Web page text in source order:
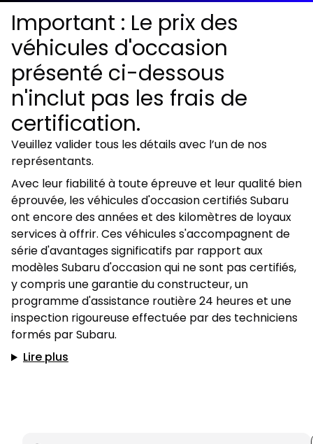
Important : Le prix des
véhicules d'occasion
présenté ci-dessous
n'inclut pas les frais de
certification.
Veuillez valider tous les détails avec l’un de nos
représentants.
Avec leur fiabilité à toute épreuve et leur qualité bien
éprouvée, les véhicules d'occasion certifiés Subaru
ont encore des années et des kilomètres de loyaux
services à offrir. Ces véhicules s'accompagnent de
série d'avantages significatifs par rapport aux
modèles Subaru d'occasion qui ne sont pas certifiés,
y compris une garantie du constructeur, un
programme d'assistance routière 24 heures et une
inspection rigoureuse effectuée par des techniciens
formés par Subaru.
Lire plus